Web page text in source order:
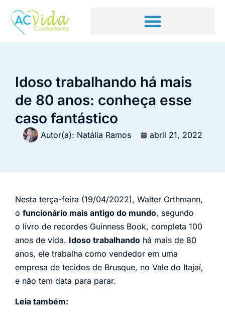
Idoso trabalhando há mais
de 80 anos: conheça esse
caso fantástico
Autor(a): Natália Ramos abril 21, 2022
Nesta terça-feira (19/04/2022), Walter Orthmann,
o funcionário mais antigo do mundo, segundo
o livro de recordes Guinness Book, completa 100
anos de vida. Idoso trabalhando há mais de 80
anos, ele trabalha como vendedor em uma
empresa de tecidos de Brusque, no Vale do Itajaí,
e não tem data para parar.
Leia também: